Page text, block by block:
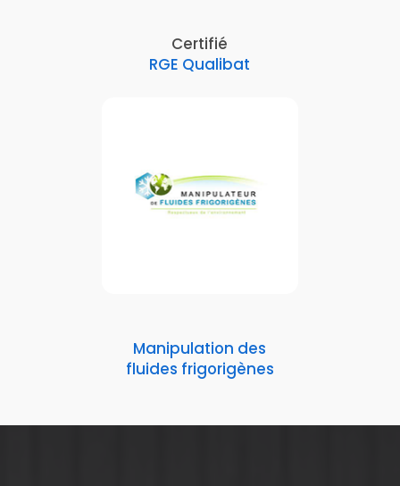
Certifié
RGE Qualibat
Manipulation des
fluides frigorigènes